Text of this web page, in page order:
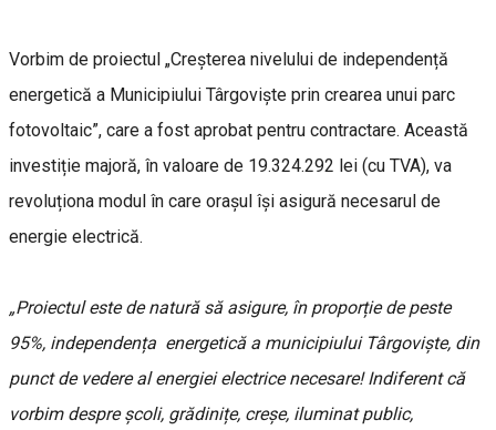
Vorbim de proiectul „Creșterea nivelului de independență
energetică a Municipiului Târgoviște prin crearea unui parc
fotovoltaic”, care a fost aprobat pentru contractare. Această
investiție majoră, în valoare de 19.324.292 lei (cu TVA), va
revoluționa modul în care orașul își asigură necesarul de
energie electrică.
„Proiectul este de natură să asigure, în proporție de peste
95%, independența energetică a municipiului Târgoviște, din
punct de vedere al energiei electrice necesare! Indiferent că
vorbim despre școli, grădinițe, creșe, iluminat public,